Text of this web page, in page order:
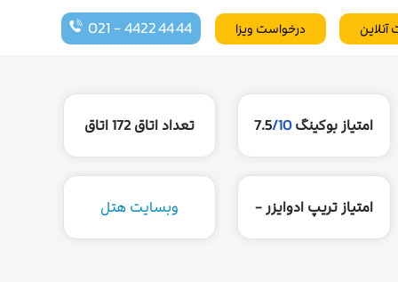
درخواست ویزا 021 - 4422 44 44 آنلاین
امتیاز بوکینگ 7.5/10 تعداد اتاق172 اتاق
امتیاز تریپ ادوایزر - وبسایت هتل